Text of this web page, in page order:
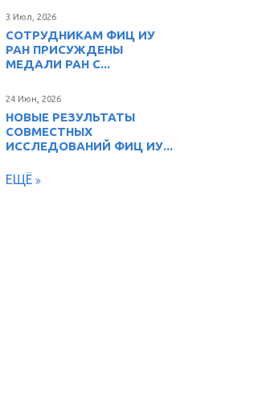
3 Июл, 2026
СОТРУДНИКАМ ФИЦ ИУ
РАН ПРИСУЖДЕНЫ
МЕДАЛИ РАН С...
24 Июн, 2026
НОВЫЕ РЕЗУЛЬТАТЫ
СОВМЕСТНЫХ
ИССЛЕДОВАНИЙ ФИЦ ИУ...
ЕЩЁ